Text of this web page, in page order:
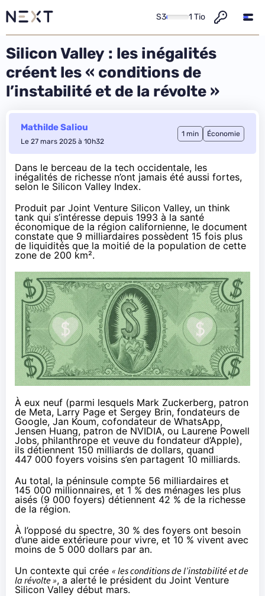
S3 1 Tio
Silicon Valley : les inégalités
créent les « conditions de
l’instabilité et de la révolte »
Mathilde Saliou
Le 27 mars 2025 à 10h32
1 min Économie
Dans le berceau de la tech occidentale, les
inégalités de richesse n’ont jamais été aussi fortes,
selon le Silicon Valley Index.
Produit par Joint Venture Silicon Valley, un think
tank qui s’intéresse depuis 1993 à la santé
économique de la région californienne, le document
constate que 9 milliardaires possèdent 15 fois plus
de liquidités que la moitié de la population de cette
zone de 200 km².
À eux neuf (parmi lesquels Mark Zuckerberg, patron
de Meta, Larry Page et Sergey Brin, fondateurs de
Google, Jan Koum, cofondateur de WhatsApp,
Jensen Huang, patron de NVIDIA, ou Laurene Powell
Jobs, philanthrope et veuve du fondateur d’Apple),
ils détiennent 150 milliards de dollars, quand
447 000 foyers voisins s’en partagent 10 milliards.
Au total, la péninsule compte 56 milliardaires et
145 000 millionnaires, et 1 % des ménages les plus
aisés (9 000 foyers) détiennent 42 % de la richesse
de la région.
À l’opposé du spectre, 30 % des foyers ont besoin
d’une aide extérieure pour vivre, et 10 % vivent avec
moins de 5 000 dollars par an.
Un contexte qui crée « les conditions de l’instabilité et de
la révolte », a alerté le président du Joint Venture
Silicon Valley début mars.